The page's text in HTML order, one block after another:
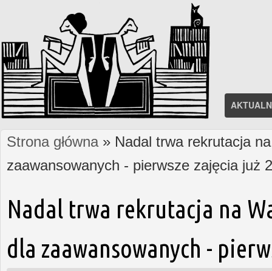
Jesteś tutaj
Strona główna» Nadal trwa rekrutacja
zaawansowanych - pierwsze zajęcia już
Nadal trwa rekrutacja na
dla zaawansowanych -